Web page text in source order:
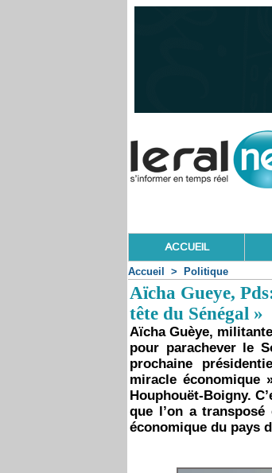
ACCUEIL
Accueil > Politique
Aïcha Gueye,
tête du Sénégal »
Aïcha Guèye,
pour parachever le
prochaine
miracle économique
Houphouët-Boigny.
que l’on a
économique du pays